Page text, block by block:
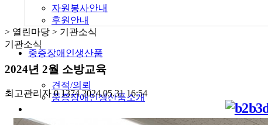
자원봉사안내
후원안내
중증장애인생산품
견적/의뢰
중증장애인생산품소개
> 열린마당 > 기관소식
기관소식
2024년 2월 소방교육
최고관리자 013742024.05.31 16:54